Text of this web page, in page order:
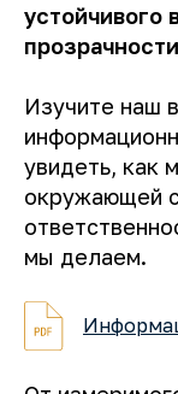
устойчивого
Изучите наш
увидеть, как
окружающей
мы делаем.